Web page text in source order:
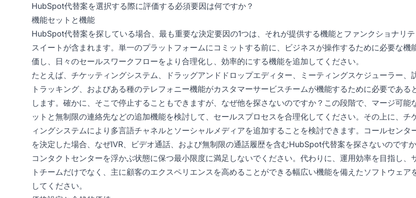
HubSpot代替案を選択する際に評価する必須要因は何ですか？
機能セットと機能
HubSpot代替案を探している場合、最も重要な決定要因の1つは、それが提供する機能とファンクショナリ
スイートが含まれます。単一のプラットフォームにコミットする前に、ビジネスが操作するために必要な機
価し、日々のセールスワークフローをより合理化し、効率的にする機能を追加してください。
たとえば、チケッティングシステム、ドラッグアンドドロップエディター、ミーティングスケジューラー、
トラッキング、およびある種のテレフォニー機能がカスタマーサービスチームが機能するために必要である
します。確かに、そこで停止することもできますが、なぜ他を探さないのですか？この段階で、マージ可能
ットと無制限の連絡先などの追加機能を検討して、セールスプロセスを合理化してください。その上に、チ
ィングシステムにより多言語チャネルとソーシャルメディアを追加することを検討できます。コールセンタ
を決定した場合、なぜIVR、ビデオ通話、および無制限の通話履歴を含むHubSpot代替案を探さないのです
コンタクトセンターを浮かぶ状態に保つ最小限度に満足しないでください。代わりに、運用効率を目指し、
トチームだけでなく、主に顧客のエクスペリエンスを高めることができる幅広い機能を備えたソフトウェア
してください。